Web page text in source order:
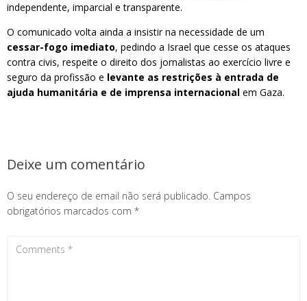
independente, imparcial e transparente.
O comunicado volta ainda a insistir na necessidade de um
cessar-fogo imediato, pedindo a Israel que cesse os ataques
contra civis, respeite o direito dos jornalistas ao exercício livre e
seguro da profissão e levante as restrições à entrada de
ajuda humanitária e de imprensa internacional em Gaza.
Deixe um comentário
O seu endereço de email não será publicado. Campos
obrigatórios marcados com *